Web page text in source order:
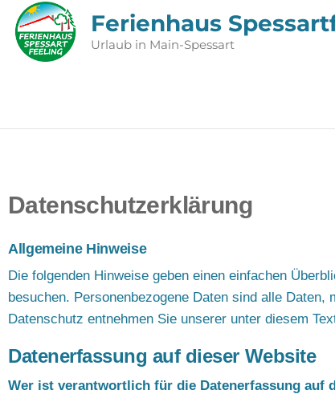
Ferienhaus
Urlaub in Main-Spessart
Datenschutzerklärung
Allgemeine Hinweise
Die folgenden Hinweise geben einen einfachen
besuchen. Personenbezogene Daten sind alle
Datenschutz entnehmen Sie unserer unter diesem
Datenerfassung auf dieser Website
Wer ist verantwortlich für die Datenerfassung auf